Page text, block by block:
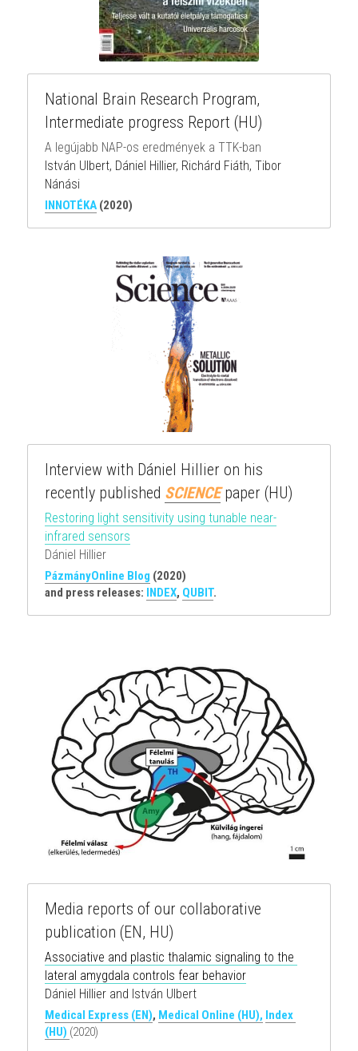
National Brain Research Program,
Intermediate progress Report (HU)
A legújabb NAP-os eredmények a TTK-ban
István Ulbert, Dániel Hillier, Richárd Fiáth, Tibor
Nánási
INNOTÉKA (2020)
Interview with Dániel Hillier on his
recently published SCIENCE paper (HU)
Restoring light sensitivity using tunable near-
infrared sensors
Dániel Hillier
PázmányOnline Blog (2020)
and press releases: INDEX, QUBIT.
Media reports of our collaborative
publication (EN, HU)
Associative and plastic thalamic signaling to the
lateral amygdala controls fear behavior
Dániel Hillier and István Ulbert
Medical Express (EN), Medical Online (HU), Index
(HU) (2020)